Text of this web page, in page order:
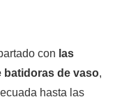
con las
batidoras de vaso,
hasta las